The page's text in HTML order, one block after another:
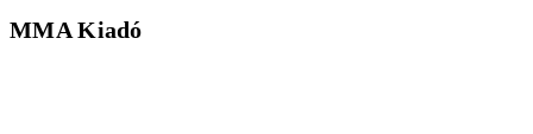
MMA Kiadó